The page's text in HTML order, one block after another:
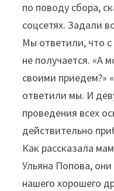
по поводу сбора,
соцсетях. Задали
Мы ответили, что
не получается. «А
своими приедем?»
ответили мы. И
проведения всех
действительно
Как рассказала
Ульяна Попова,
нашего хорошего